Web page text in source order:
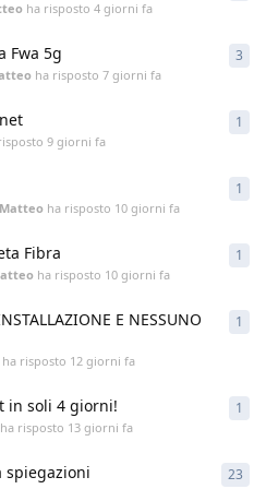
ha risposto 4 giorni fa
Fwa 5g
ha risposto 7 giorni fa
3
9 giorni fa
1
ha risposto 10 giorni fa
1
Fibra
ha risposto 10 giorni fa
1
E NESSUNO
risposto 12 giorni fa
1
in soli 4 giorni!
ha risposto 13 giorni fa
1
spiegazioni 23